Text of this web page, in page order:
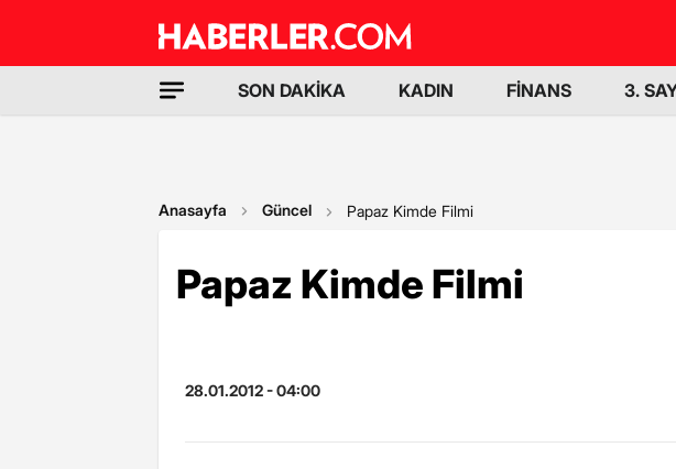
SON DAKİKA KADIN FİNANS 3.
Anasayfa Güncel Papaz Kimde Filmi
Papaz Kimde Filmi
28.01.2012 - 04:00